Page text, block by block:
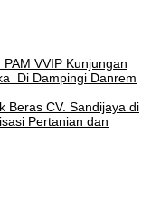
VVIP Kunjungan
Di Dampingi Danrem
Beras CV. Sandijaya di
Pertanian dan